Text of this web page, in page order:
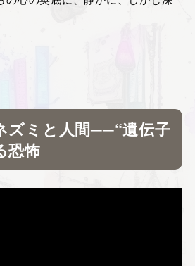
ズミと人間──“遺伝子
恐怖